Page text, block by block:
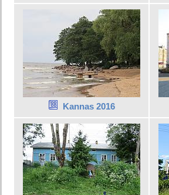
Kannas 2016